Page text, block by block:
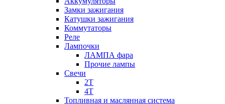
Замки зажигания
Катушки зажигания
Коммутаторы
Реле
Лампочки
ЛАМПА фара
Прочие лампы
Свечи
2T
4T
Топливная и маслянная система